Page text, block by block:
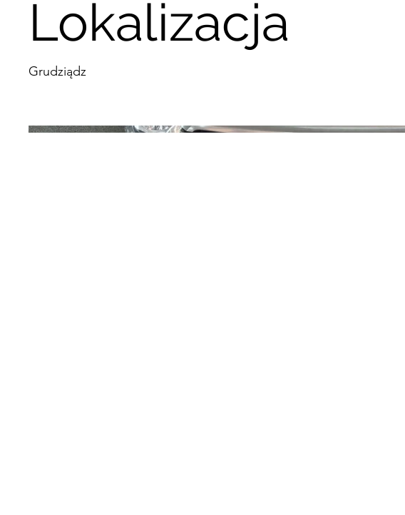
Lokalizacja
Grudziądz